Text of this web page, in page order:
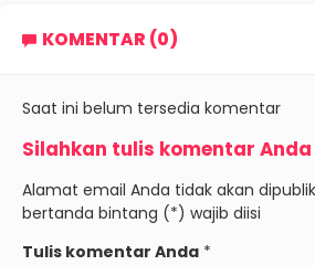
KOMENTAR (0)
Saat ini belum tersedia komentar
Silahkan tulis komentar Anda
Alamat email Anda tidak akan
bertanda bintang (*) wajib diisi
Tulis komentar Anda *